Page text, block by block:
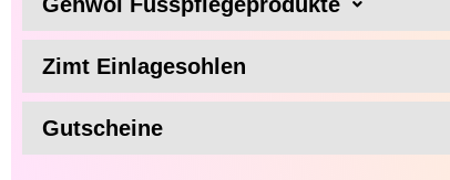
Zimt Einlagesohlen
Gutscheine